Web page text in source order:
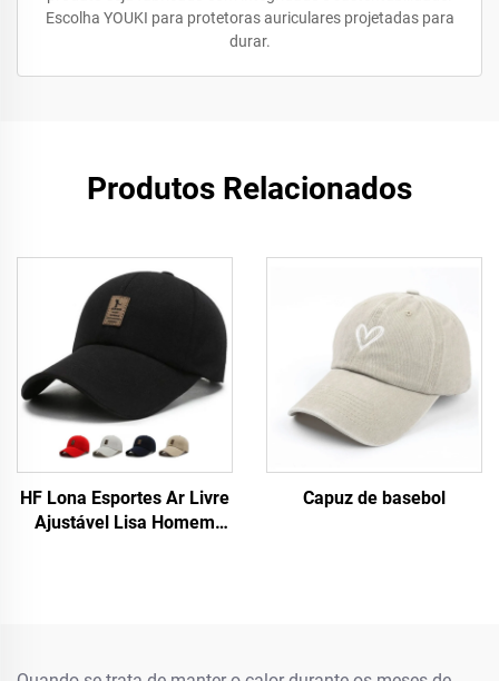
Escolha YOUKI para protetoras auriculares projetadas para
durar.
Produtos Relacionados
HF Lona Esportes Ar Livre
Ajustável Lisa Homem
Capuz de basebol